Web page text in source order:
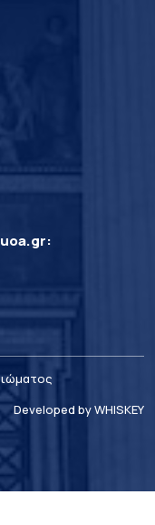
:
Developed by WHISKEY